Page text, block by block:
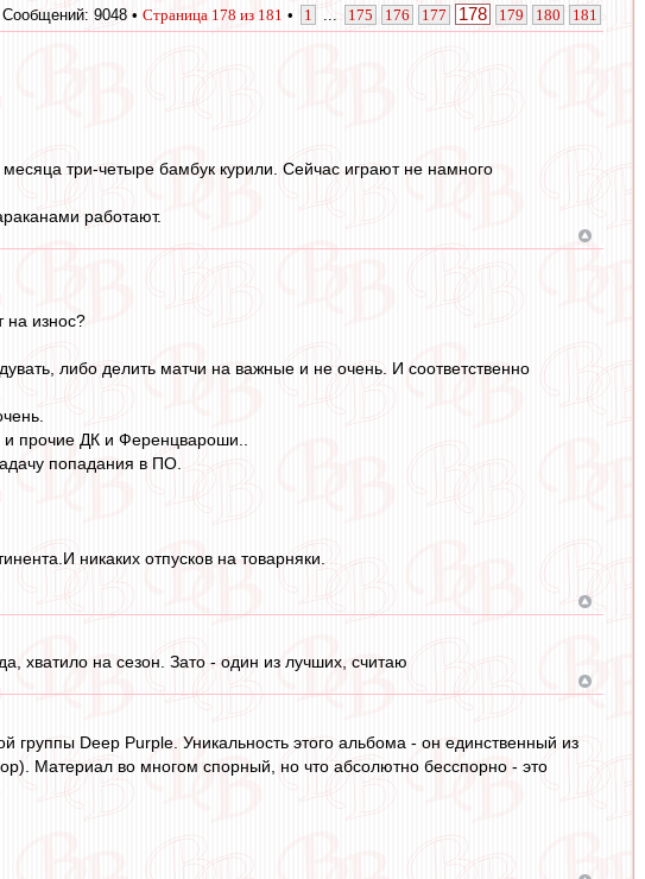
Сообщений: 9048 • Страница 178 из 181 • 1 175 176 177 178 179 180 181
три-четыре бамбук курили. Сейчас играют не намного
работают.
на износ?
либо делить матчи на важные и не очень. И соответственно
и прочие ДК и Ференцвароши..
попадания в ПО.
никаких отпусков на товарняки.
хватило на сезон. Зато - один из лучших, считаю
группы Deep Purple. Уникальность этого альбома - он единственный из
Материал во многом спорный, но что абсолютно бесспорно - это